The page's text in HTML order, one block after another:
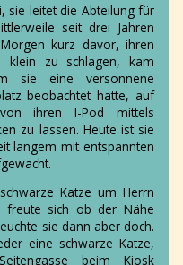
sie leitet die Abteilung für
seit drei Jahren
kurz davor, ihren
klein zu schlagen, kam
sie eine versonnene
beobachtet hatte, auf
ihren I-Pod mittels
zu lassen. Heute ist sie
langem mit entspannten
Katze um Herrn
freute sich ob der Nähe
sie dann aber doch.
eine schwarze Katze,
beim Kiosk